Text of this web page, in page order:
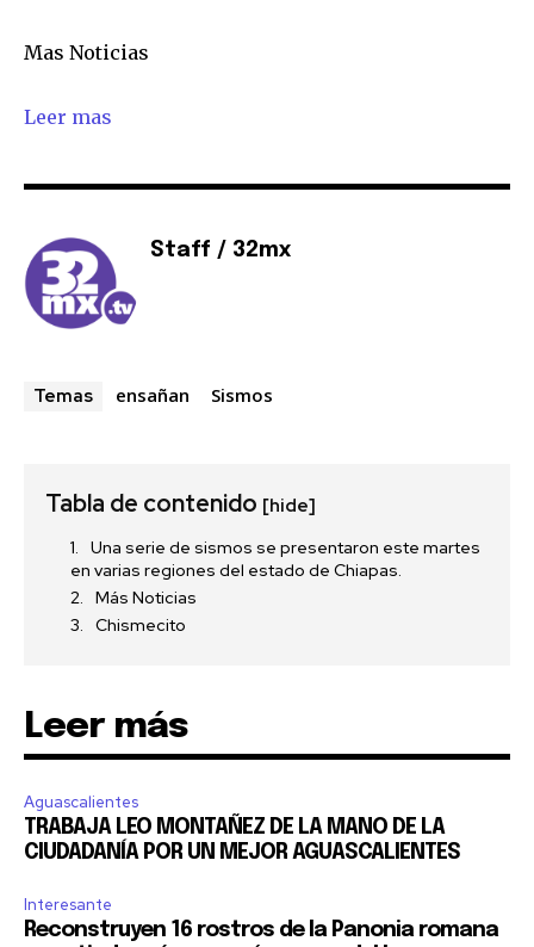
Mas Noticias
Leer mas
Staff / 32mx
Temas ensañan Sismos
Tabla de contenido [hide]
Una serie de sismos se presentaron este martes
en varias regiones del estado de Chiapas.
Más Noticias
Chismecito
Leer más
Aguascalientes
TRABAJA LEO MONTAÑEZ DE LA MANO DE LA
CIUDADANÍA POR UN MEJOR AGUASCALIENTES
Interesante
Reconstruyen 16 rostros de la Panonia romana